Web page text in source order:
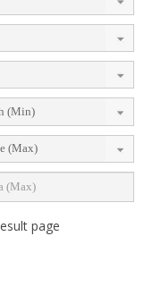
page